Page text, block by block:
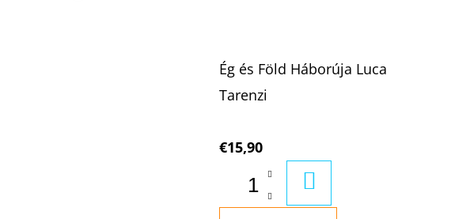
Ég és Föld Háborúja Luca
Tarenzi
€15,90